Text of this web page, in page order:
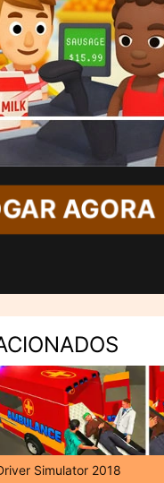
AGORA
Simulator 2018